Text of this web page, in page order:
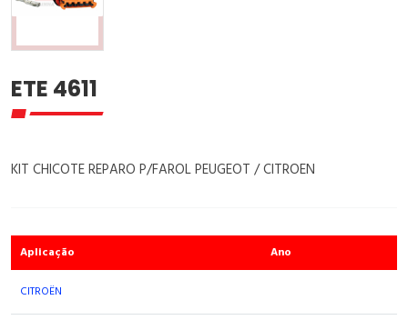
ETE 4611
KIT CHICOTE REPARO P/FAROL PEUGEOT / CITROEN
Aplicação Ano
CITROËN